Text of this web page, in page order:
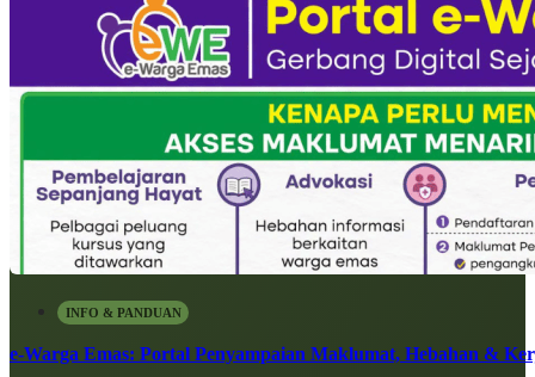
INFO & PANDUAN
e-Warga Emas: Portal Penyampaian Maklumat, Hebahan &